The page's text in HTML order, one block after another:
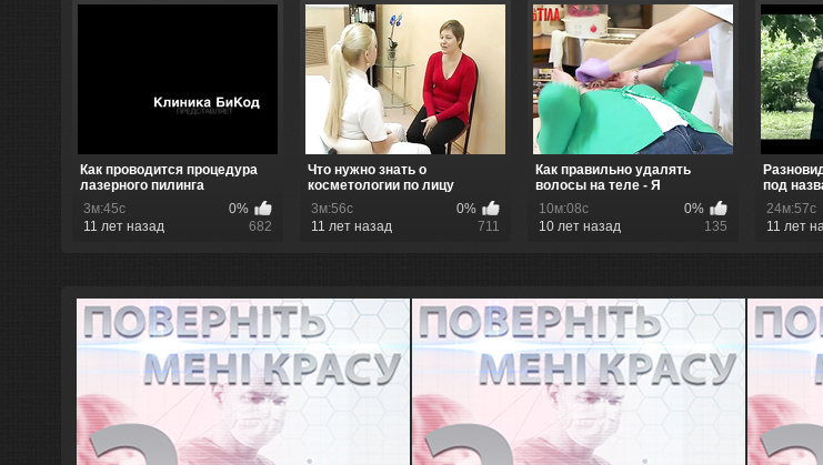
Как проводится процедура
лазерного пилинга
3м:45с
0%
11 лет назад
682
Что нужно знать о
косметологии по лицу
3м:56с
0%
11 лет назад
711
Как правильно удалять
волосы на теле - Я
соромлюсь с...
10м:08с
0%
10 лет назад
135
под
лица
24м:57с
11 лет